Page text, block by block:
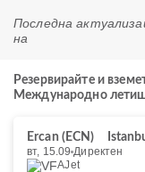
Последна
на
Резервирайте и
Международно
Ercan (ECN)
вт, 15.09 Директен
AJet